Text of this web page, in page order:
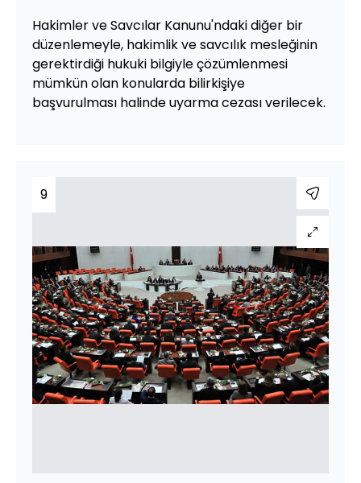
Hakimler ve Savcılar Kanunu'ndaki diğer bir
düzenlemeyle, hakimlik ve savcılık mesleğinin
gerektirdiği hukuki bilgiyle çözümlenmesi
mümkün olan konularda bilirkişiye
başvurulması halinde uyarma cezası verilecek.
9